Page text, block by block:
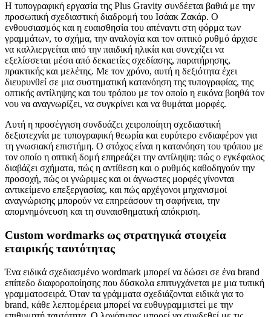
Η τυπογραφική εργασία της Plus Gravity συνδέεται βαθιά με την
προσωπική σχεδιαστική διαδρομή του Ισάακ Ζακάρ. Ο
ενθουσιασμός και η ευαισθησία του απέναντι στη φόρμα των
γραμμάτων, το σχήμα, την αναλογία και τον οπτικό ρυθμό άρχισε
να καλλιεργείται από την παιδική ηλικία και συνεχίζει να
εξελίσσεται μέσα από δεκαετίες σχεδίασης, παρατήρησης,
πρακτικής και μελέτης. Με τον χρόνο, αυτή η δεξιότητα έχει
διευρυνθεί σε μια συστηματική κατανόηση της τυπογραφίας, της
οπτικής αντίληψης και του τρόπου με τον οποίο η εικόνα βοηθά τον
νου να αναγνωρίζει, να συγκρίνει και να θυμάται μορφές.
Αυτή η προσέγγιση συνδυάζει χειροποίητη σχεδιαστική
δεξιοτεχνία με τυπογραφική θεωρία και ευρύτερο ενδιαφέρον για
τη γνωσιακή επιστήμη. Ο στόχος είναι η κατανόηση του τρόπου με
τον οποίο η οπτική δομή επηρεάζει την αντίληψη: πώς ο εγκέφαλος
διαβάζει σχήματα, πώς η αντίθεση και ο ρυθμός καθοδηγούν την
προσοχή, πώς οι γνώριμες και οι άγνωστες μορφές γίνονται
αντικείμενο επεξεργασίας, και πώς αρχέγονοι μηχανισμοί
αναγνώρισης μπορούν να επηρεάσουν τη σαφήνεια, την
απομνημόνευση και τη συναισθηματική απόκριση.
Custom wordmarks ως στρατηγικά στοιχεία
εταιρικής ταυτότητας
Ένα ειδικά σχεδιασμένο wordmark μπορεί να δώσει σε ένα brand
επίπεδο διαφοροποίησης που δύσκολα επιτυγχάνεται με μια τυπική
γραμματοσειρά. Όταν τα γράμματα σχεδιάζονται ειδικά για το
brand, κάθε λεπτομέρεια μπορεί να ευθυγραμμιστεί με την